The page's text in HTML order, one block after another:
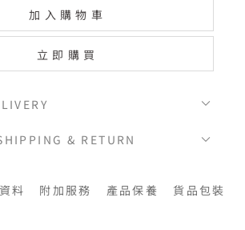
加入購物車
立即購買
& RETURN
料 附加服務 產品保養 貨品包裝